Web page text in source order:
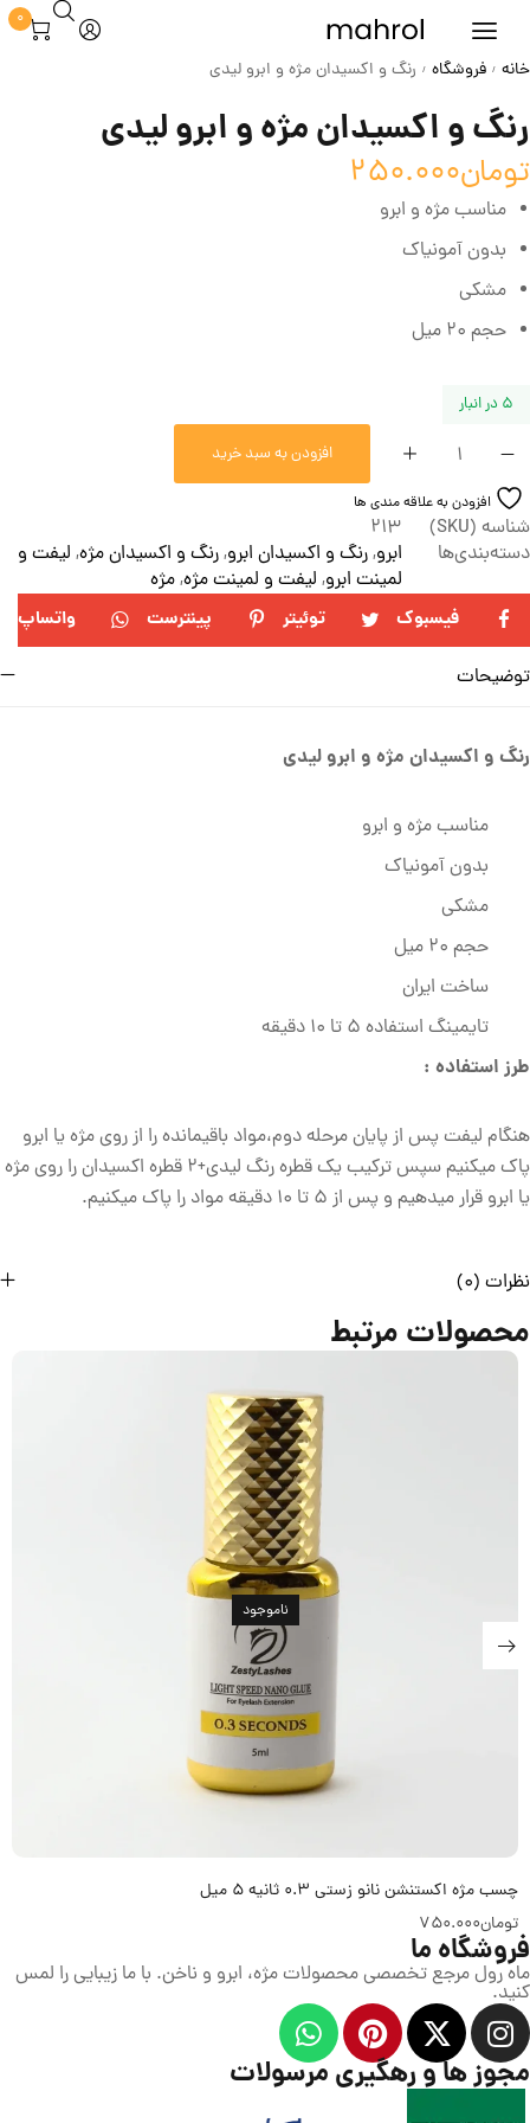
0
خانه / فروشگاه / رنگ و اکسیدان مژه و ابرو لیدی
رنگ و اکسیدان مژه و ابرو لیدی
تومان250.000
مناسب مژه و ابرو
بدون آمونیاک
مشکی
حجم 20 میل
5 در انبار
افزودن به سبد خرید
افزودن به علاقه مندی ها
شناسه (SKU)
213
دسته‌بندی‌ها
ابرو,رنگ و اکسیدان ابرو,رنگ و اکسیدان مژه, لیفت و
لمینت ابرو, لیفت و لمینت مژه,مژه
فیسبوک
توئیتر پینترست واتساپ
توضیحات
رنگ و اکسیدان مژه و ابرو لیدی
مناسب مژه و ابرو
بدون آمونیاک
مشکی
حجم 20 میل
ساخت ایران
تایمینگ استفاده 5 تا 10 دقیقه
طرز استفاده :
هنگام لیفت پس از پایان مرحله دوم،مواد باقیمانده را از روی مژه یا ابرو
پاک میکنیم سپس ترکیب یک قطره رنگ لیدی+2 قطره اکسیدان را روی مژه
یا ابرو قرار میدهیم و پس از 5 تا 10 دقیقه مواد را پاک میکنیم.
نظرات (0)
محصولات مرتبط
ناموجود
چسب مژه اکستنشن نانو زستی 0.3 ثانیه 5 میل
تومان750.000
فروشگاه ما
ماه رول مرجع تخصصی محصولات مژه، ابرو و ناخن. با ما زیبایی را لمس
کنید.
مجوز ها و رهگیری مرسولات